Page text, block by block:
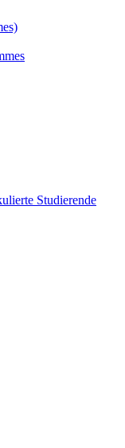
Studierende